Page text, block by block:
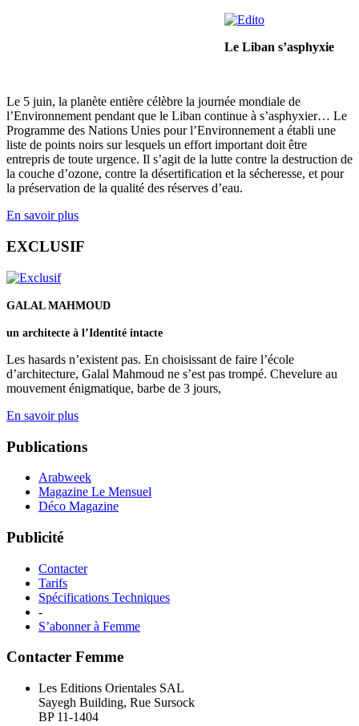
Le Liban s’asphyxie
Le 5 juin, la planète entière célèbre la journée mondiale de
l’Environnement pendant que le Liban continue à s’asphyxier… Le
Programme des Nations Unies pour l’Environnement a établi une
liste de points noirs sur lesquels un effort important doit être
entrepris de toute urgence. Il s’agit de la lutte contre la destruction de
la couche d’ozone, contre la désertification et la sécheresse, et pour
la préservation de la qualité des réserves d’eau.
En savoir plus
EXCLUSIF
GALAL MAHMOUD
un architecte à l’Identité intacte
Les hasards n’existent pas. En choisissant de faire l’école
d’architecture, Galal Mahmoud ne s’est pas trompé. Chevelure au
mouvement énigmatique, barbe de 3 jours,
En savoir plus
Publications
Arabweek
Magazine Le Mensuel
Déco Magazine
Publicité
Contacter
Tarifs
Spécifications Techniques
-
S’abonner à Femme
Contacter Femme
Les Editions Orientales SAL
Sayegh Building, Rue Sursock
BP 11-1404